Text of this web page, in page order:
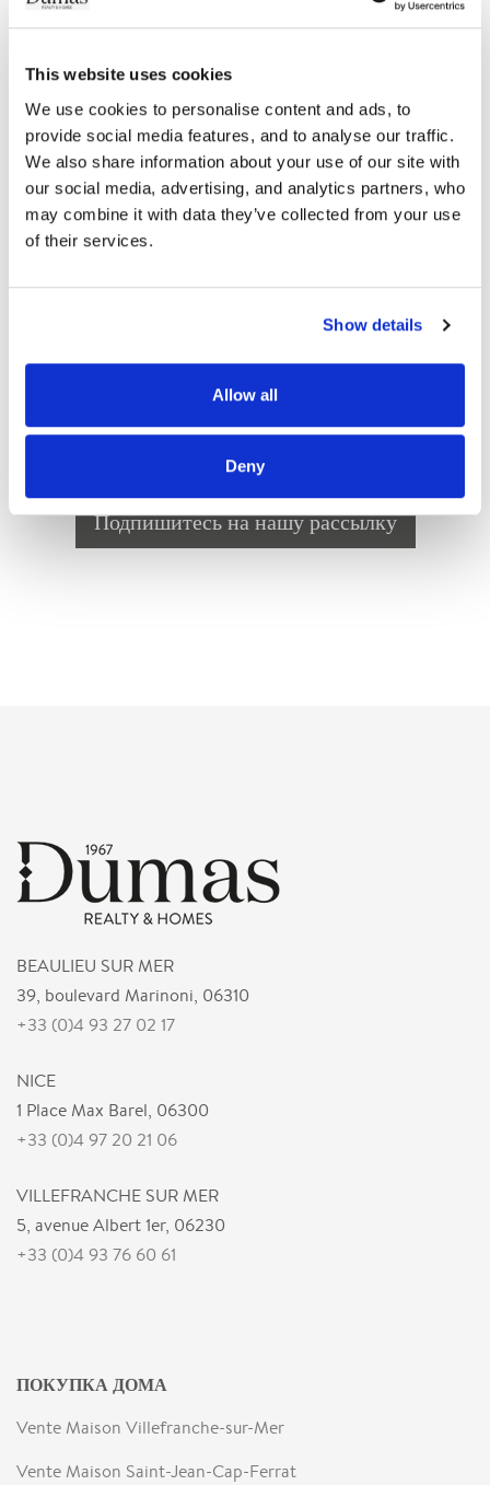
This website uses cookies
We use cookies to personalise content and ads, to
provide social media features, and to analyse our traffic.
We also share information about your use of our site with
our social media, advertising, and analytics partners, who
may combine it with data they’ve collected from your use
of their services.
Show details
Allow all
Deny
VILLEFRANCHE SUR MER
По запросу
Мы регулярно обновляем наш выбор недвижимости для
предложениях по электронной почте, пожалуйста, введите
критерии поиска
Подпишитесь на нашу рассылку
BEAULIEU SUR MER
39, boulevard Marinoni, 06310
+33 (0)4 93 27 02 17
NICE
1 Place Max Barel, 06300
+33 (0)4 97 20 21 06
VILLEFRANCHE SUR MER
5, avenue Albert 1er, 06230
+33 (0)4 93 76 60 61
ПОКУПКА ДОМА
Vente Maison Villefranche-sur-Mer
Vente Maison Saint-Jean-Cap-Ferrat